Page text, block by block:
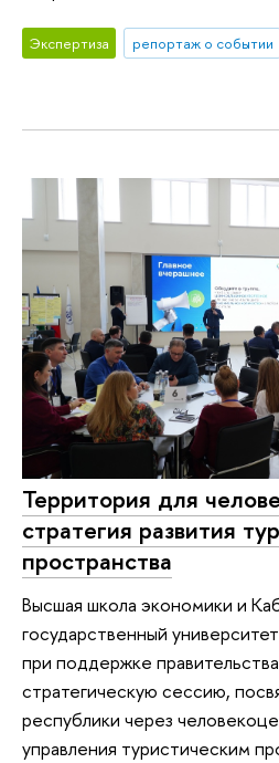
Экспертиза репортаж о событии
Территория для
стратегия развития
пространства
Высшая школа экономики и
государственный
при поддержке
стратегическую сессию,
республики через
управления туристическим